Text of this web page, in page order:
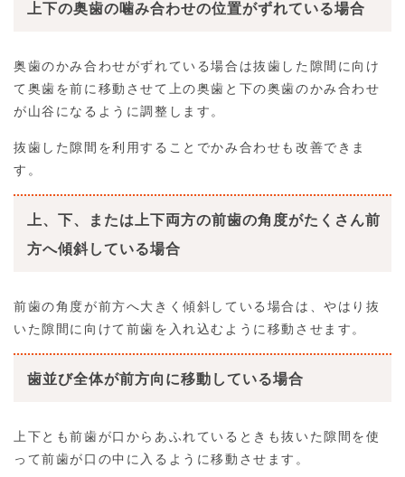
上下の奥歯の噛み合わせの位置がずれている場合
奥歯のかみ合わせがずれている場合は抜歯した隙間に向け
て奥歯を前に移動させて上の奥歯と下の奥歯のかみ合わせ
が山谷になるように調整します。
抜歯した隙間を利用することでかみ合わせも改善できま
す。
上、下、または上下両方の前歯の角度がたくさん前
方へ傾斜している場合
前歯の角度が前方へ大きく傾斜している場合は、やはり抜
いた隙間に向けて前歯を入れ込むように移動させます。
歯並び全体が前方向に移動している場合
上下とも前歯が口からあふれているときも抜いた隙間を使
って前歯が口の中に入るように移動させます。